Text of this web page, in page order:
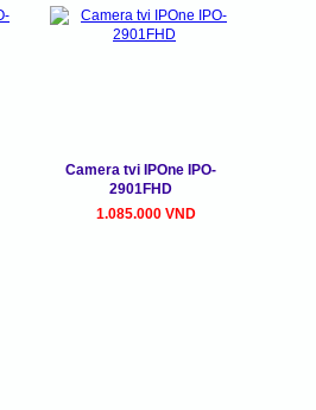
Camera tvi IPOne IPO-
2901FHD
1.085.000 VND